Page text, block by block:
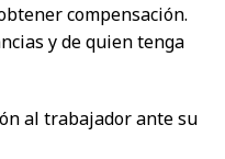
compensación.
y de quien tenga
al trabajador ante su